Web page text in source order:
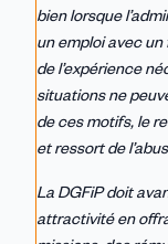
bien lorsque
un emploi avec
de l’expérience
situations ne
de ces motifs, le
et ressort de
La DGFiP doit
attractivité en